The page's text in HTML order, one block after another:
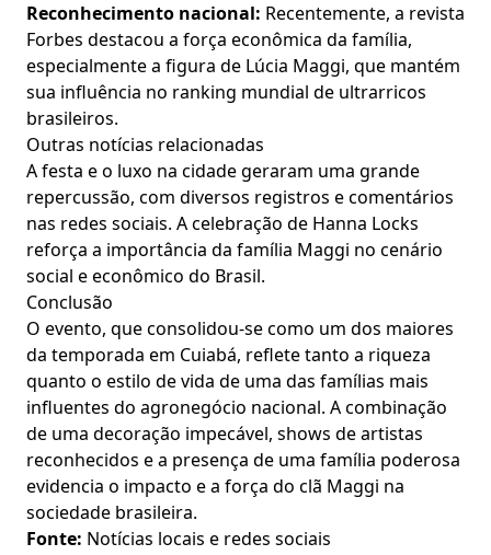
Reconhecimento nacional: Recentemente, a revista
Forbes destacou a força econômica da família,
especialmente a figura de Lúcia Maggi, que mantém
sua influência no ranking mundial de ultrarricos
brasileiros.
Outras notícias relacionadas
A festa e o luxo na cidade geraram uma grande
repercussão, com diversos registros e comentários
nas redes sociais. A celebração de Hanna Locks
reforça a importância da família Maggi no cenário
social e econômico do Brasil.
Conclusão
O evento, que consolidou-se como um dos maiores
da temporada em Cuiabá, reflete tanto a riqueza
quanto o estilo de vida de uma das famílias mais
influentes do agronegócio nacional. A combinação
de uma decoração impecável, shows de artistas
reconhecidos e a presença de uma família poderosa
evidencia o impacto e a força do clã Maggi na
sociedade brasileira.
Fonte: Notícias locais e redes sociais